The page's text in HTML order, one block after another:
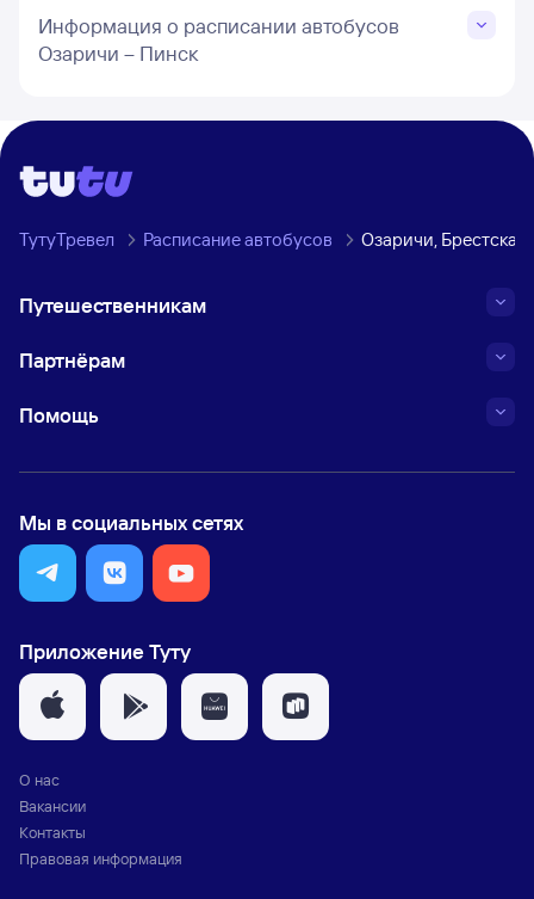
Информация о расписании автобусов
Озаричи – Пинск
ТутуТревел Расписание автобусов Озаричи,
Путешественникам
Партнёрам
Помощь
Мы в социальных сетях
Приложение Туту
О нас
Вакансии
Контакты
Правовая информация